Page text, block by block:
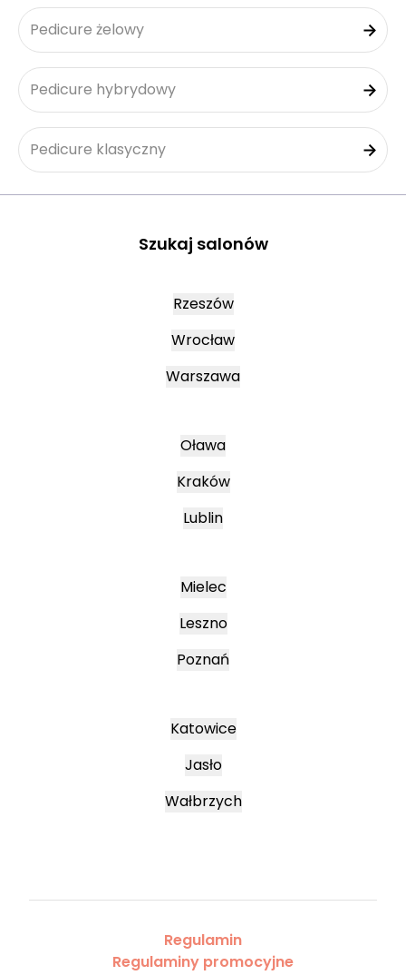
Pedicure żelowy
Pedicure hybrydowy
Pedicure klasyczny
Szukaj salonów
Rzeszów
Wrocław
Warszawa
Oława
Kraków
Lublin
Mielec
Leszno
Poznań
Katowice
Jasło
Wałbrzych
Regulamin
Regulaminy promocyjne